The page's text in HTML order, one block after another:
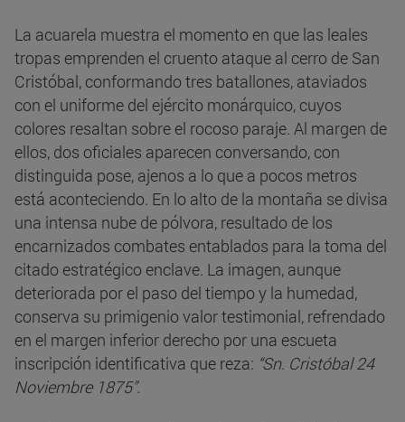
La acuarela muestra el momento en que las leales
tropas emprenden el cruento ataque al cerro de San
Cristóbal, conformando tres batallones, ataviados
con el uniforme del ejército monárquico, cuyos
colores resaltan sobre el rocoso paraje. Al margen de
ellos, dos oficiales aparecen conversando, con
distinguida pose, ajenos a lo que a pocos metros
está aconteciendo. En lo alto de la montaña se divisa
una intensa nube de pólvora, resultado de los
encarnizados combates entablados para la toma del
citado estratégico enclave. La imagen, aunque
deteriorada por el paso del tiempo y la humedad,
conserva su primigenio valor testimonial, refrendado
en el margen inferior derecho por una escueta
inscripción identificativa que reza: “Sn. Cristóbal 24
Noviembre 1875”.